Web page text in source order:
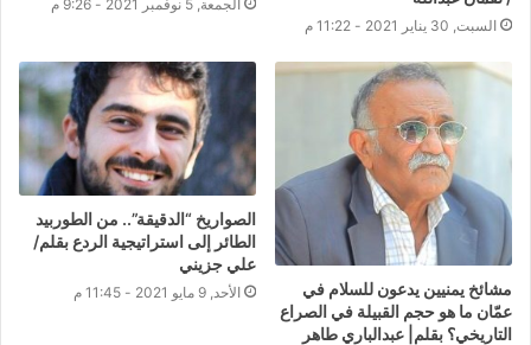
السبت, 30 يناير 2021 - 11:22 م
الجمعة, 5 نوفمبر 2021 - 9:26 م
مشائخ يمنيين يدعون للسلام في
عمّان ما هو حجم القبيلة في الصراع
التاريخي؟ بقلم| عبدالباري طاهر
الصواريخ “الدقيقة”.. من الطوربيد
الطائر إلى استراتيجية الردع بقلم/
علي جزيني
الأحد, 9 مايو 2021 - 11:45 م